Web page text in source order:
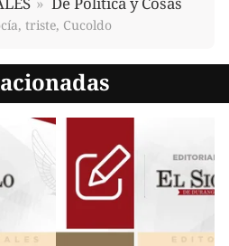
triste, Cucoldo